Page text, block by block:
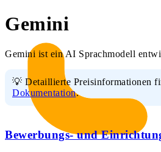
Gemini
Gemini ist ein AI Sprachmodell
💡 Detaillierte Preisinformationen
Dokumentation.
Bewerbungs- und